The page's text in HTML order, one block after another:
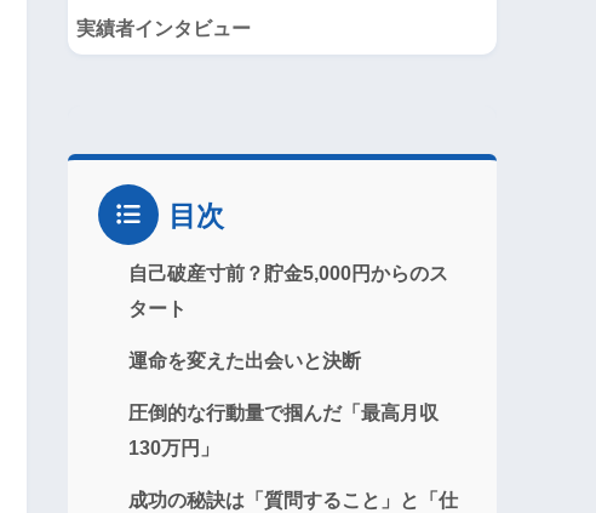
実績者インタビュー
目次
自己破産寸前？貯金5,000円からのス
タート
運命を変えた出会いと決断
圧倒的な行動量で掴んだ「最高月収
130万円」
成功の秘訣は「質問すること」と「仕